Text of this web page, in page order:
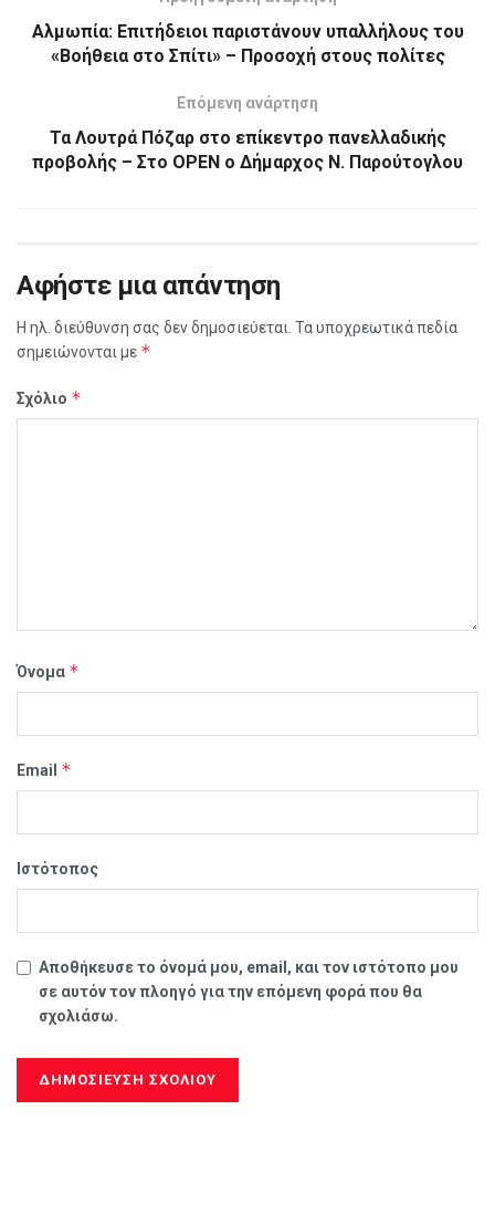
Αλμωπία: Επιτήδειοι παριστάνουν υπαλλήλους του
«Βοήθεια στο Σπίτι» – Προσοχή στους πολίτες
Επόμενη ανάρτηση
Τα Λουτρά Πόζαρ στο επίκεντρο πανελλαδικής
προβολής – Στο OPEN ο Δήμαρχος Ν. Παρούτογλου
Αφήστε μια απάντηση
Η ηλ. διεύθυνση σας δεν δημοσιεύεται. Τα υποχρεωτικά πεδία
σημειώνονται με *
Σχόλιο *
Όνομα *
Email *
Ιστότοπος
Αποθήκευσε το όνομά μου, email, και τον ιστότοπο μου
σε αυτόν τον πλοηγό για την επόμενη φορά που θα
σχολιάσω.